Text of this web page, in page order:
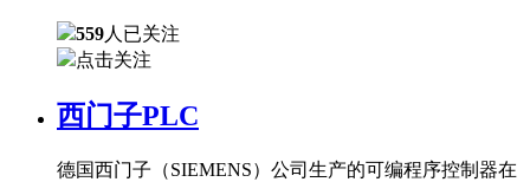
559人已关注
点击关注
西门子PLC
德国西门子（SIEMENS）公司生产的可编程序控制器在